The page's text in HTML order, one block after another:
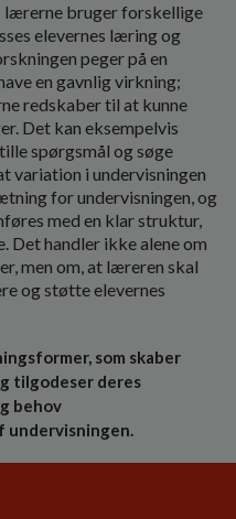
lærerne bruger forskellige
elevernes læring og
peger på en
en gavnlig virkning;
redskaber til at kunne
Det kan eksempelvis
spørgsmål og søge
variation i undervisningen
for undervisnin­gen, og
med en klar struktur,
Det handler ikke alene om
men om, at læreren skal
og støtte elevernes
som skaber
tilgodeser deres
behov
undervisningen.